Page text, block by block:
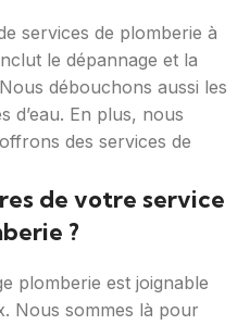
services de plomberie à
le dépannage et la
débouchons aussi les
d’eau. En plus, nous
des services de
de votre service
?
plomberie est joignable
Nous sommes là pour